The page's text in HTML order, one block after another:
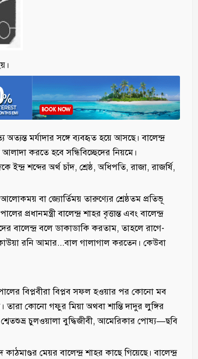
মর্যাদার সঙ্গে ব্যবহৃত হয়ে আসছে। বালেন্দ্র
করতে হবে সন্ধিবিচ্ছেদের নিয়মে।
শব্দের অর্থ চাঁদ, শ্রেষ্ঠ, অধিপতি, রাজা, রাজর্ষি,
বা জ্যোর্তিময় তারুণ্যের শ্রেষ্ঠতম প্রতিভূ
বালেন্দ্র শাহর বৃত্তান্ত এবং বালেন্দ্র
বালেন্দ্র বলে ডাকাডাকি করতাম, তাহলে রাগে-
রনি আমার...বাল গালাগাল করতেন। কেউবা
বিপ্লবীরা বিপ্লব সফল হওয়ার পর কোনো মব
তারা কোনো গফুর মিয়া অথবা শান্তি দাদুর লুঙ্গির
চুলওয়ালা বুদ্ধিজীবী, আমেরিকার পোষ্য—ছবি
মেয়র বালেন্দ্র শাহর কাছে গিয়েছে। বালেন্দ্র